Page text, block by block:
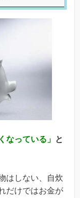
なっている」 と
はしない、自炊
だけではお金が